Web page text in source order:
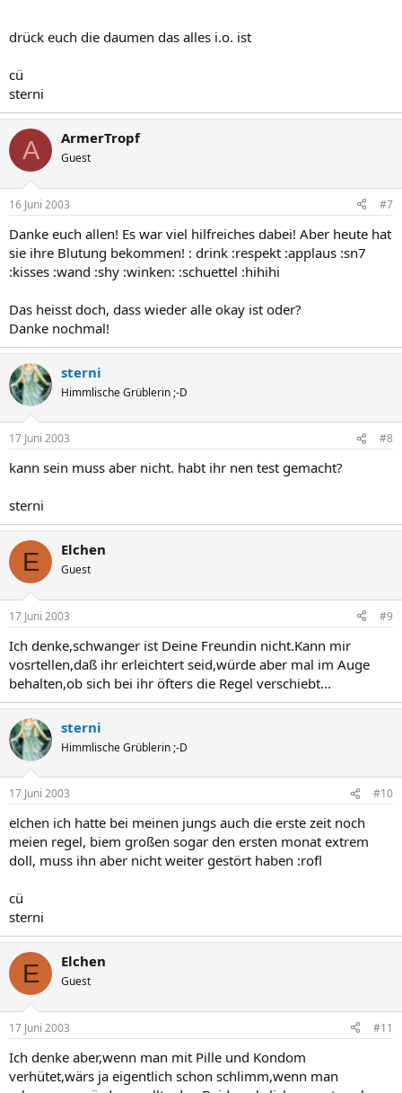
drück euch die daumen das alles i.o. ist
cü
sterni
A ArmerTropf
Guest
16 Juni 2003 #7
Danke euch allen! Es war viel hilfreiches dabei! Aber heute hat
sie ihre Blutung bekommen! : drink :respekt :applaus :sn7
:kisses :wand :shy :winken: :schuettel :hihihi
Das heisst doch, dass wieder alle okay ist oder?
Danke nochmal!
sterni
Himmlische Grüblerin ;-D
17 Juni 2003 #8
kann sein muss aber nicht. habt ihr nen test gemacht?
sterni
E Elchen
Guest
17 Juni 2003 #9
Ich denke,schwanger ist Deine Freundin nicht.Kann mir
vosrtellen,daß ihr erleichtert seid,würde aber mal im Auge
behalten,ob sich bei ihr öfters die Regel verschiebt...
sterni
Himmlische Grüblerin ;-D
17 Juni 2003 #10
elchen ich hatte bei meinen jungs auch die erste zeit noch
meien regel, biem großen sogar den ersten monat extrem
doll, muss ihn aber nicht weiter gestört haben :rofl
cü
sterni
E Elchen
Guest
17 Juni 2003 #11
Ich denke aber,wenn man mit Pille und Kondom
verhütet,wärs ja eigentlich schon schlimm,wenn man